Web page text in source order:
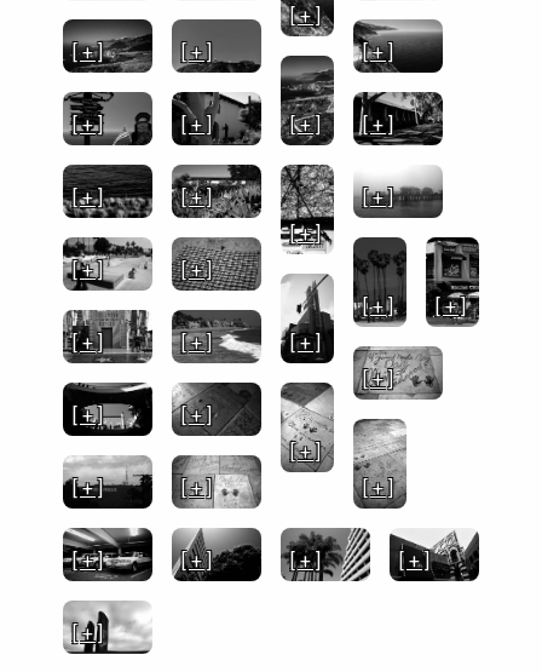
[ + ]
[ + ] [ + ] [ + ]
[ + ]
[ + ] [ + ] [ + ]
[ + ]
[ + ]
[ + ]
[ + ]
[ + ]
[ + ]
[ + ]
[ + ]
[ + ]
[ + ]
[ + ]
[ + ]
[ + ]
[ + ]
[ + ]
[ + ]
[ + ] [ + ]
[ + ] [ + ] [ + ] [ + ]
[ + ]